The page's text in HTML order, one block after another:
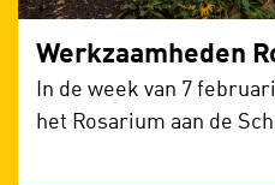
Werkzaamheden
In de week van 7
het Rosarium aan de